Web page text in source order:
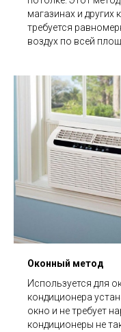
магазинах и других
требуется
воздух по всей
Оконный метод
Используется для
кондиционера
окно и не требует
кондиционеры не